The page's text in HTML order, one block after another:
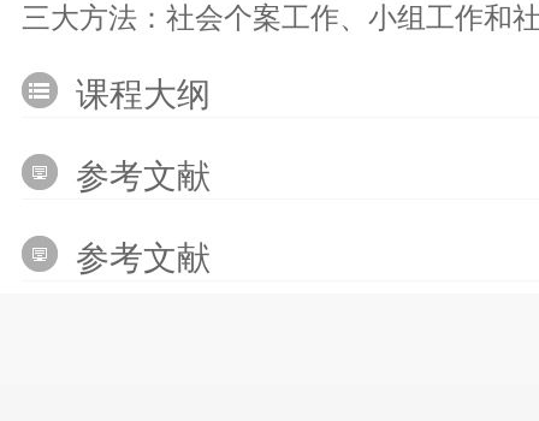
三大方法：社会个案工作、小组工作和
课程大纲
参考文献
参考文献